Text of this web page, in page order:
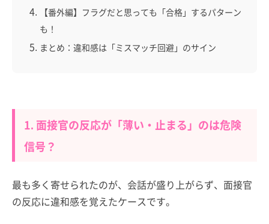
【番外編】フラグだと思っても「合格」するパターン
も！
まとめ：違和感は「ミスマッチ回避」のサイン
1. 面接官の反応が「薄い・止まる」のは危険
信号？
最も多く寄せられたのが、会話が盛り上がらず、面接官
の反応に違和感を覚えたケースです。